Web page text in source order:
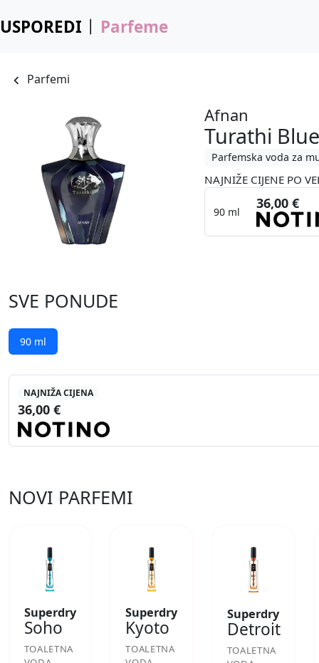
USPOREDI Parfeme
Parfemi
Afnan
Turathi
Parfemska voda za
NAJNIŽE CIJENE PO
90 ml
36,00 €
SVE PONUDE
90 ml
NAJNIŽA CIJENA
36,00 €
NOVI PARFEMI
Superdry
Soho
TOALETNA
Superdry
Kyoto
TOALETNA
Superdry
Detroit
TOALETNA